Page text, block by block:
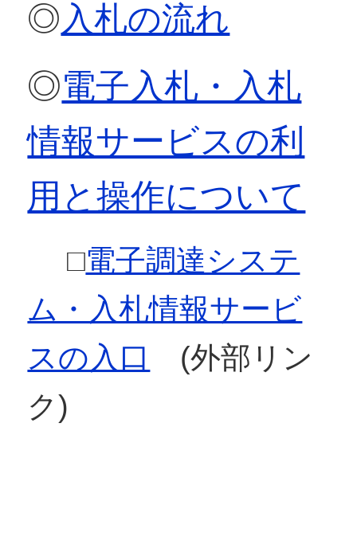
◎入札の流れ
◎電子入札・入札
情報サービスの利
用と操作について
□電子調達システ
ム・入札情報サービ
スの入口
(外部リン
ク)